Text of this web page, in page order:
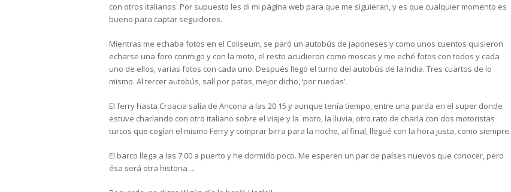
con otros italianos. Por supuesto les di mi página web para que me siguieran, y es que cualquier momento es
bueno para captar seguidores.
Mientras me echaba fotos en el Coliseum, se paró un autobús de japoneses y como unos cuentos quisieron
echarse una foro conmigo y con la moto, el resto acudieron como moscas y me eché fotos con todos y cada
uno de ellos, varias fotos con cada uno. Después llegó el turno del autobús de la India. Tres cuartos de lo
mismo. Al tercer autobús, salí por patas, mejor dicho, ‘por ruedas’.
El ferry hasta Croacia salía de Ancona a las 20.15 y aunque tenía tiempo, entre una parda en el super donde
estuve charlando con otro italiano sobre el viaje y la moto, la lluvia, otro rato de charla con dos motoristas
turcos que cogían el mismo Ferry y comprar birra para la noche, al final, llegué con la hora justa, como siempre.
El barco llega a las 7.00 a puerto y he dormido poco. Me esperen un par de países nuevos que conocer, pero
ésa será otra historia …